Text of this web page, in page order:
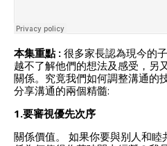
本集重點 : 很多家長認為現今的
越不了解他們的想法及感受，另
關係。究竟我們如何調整溝通的
分享溝通的兩個精髓:
1.要審視優先次序
關係價值。 如果你要與别人和